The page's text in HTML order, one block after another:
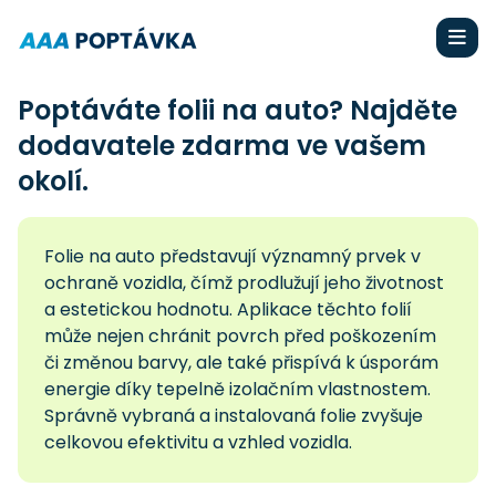
Poptáváte folii na auto? Najděte
dodavatele zdarma ve vašem
okolí.
Folie na auto představují významný prvek v
ochraně vozidla, čímž prodlužují jeho životnost
a estetickou hodnotu. Aplikace těchto folií
může nejen chránit povrch před poškozením
či změnou barvy, ale také přispívá k úsporám
energie díky tepelně izolačním vlastnostem.
Správně vybraná a instalovaná folie zvyšuje
celkovou efektivitu a vzhled vozidla.